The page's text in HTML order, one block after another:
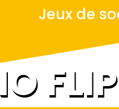
Jeux de
FLIP